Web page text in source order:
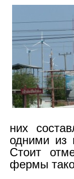
них
одними из
Стоит
фермы